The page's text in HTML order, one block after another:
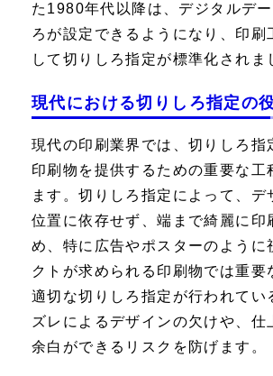
た1980年代以降は、デジタルデ
ろが設定できるようになり、印刷
して切りしろ指定が標準化されま
現代における切りしろ指定の
現代の印刷業界では、切りしろ指
印刷物を提供するための重要な工
ます。切りしろ指定によって、デ
位置に依存せず、端まで綺麗に印
め、特に広告やポスターのように
クトが求められる印刷物では重要
適切な切りしろ指定が行われてい
ズレによるデザインの欠けや、仕
余白ができるリスクを防げます。